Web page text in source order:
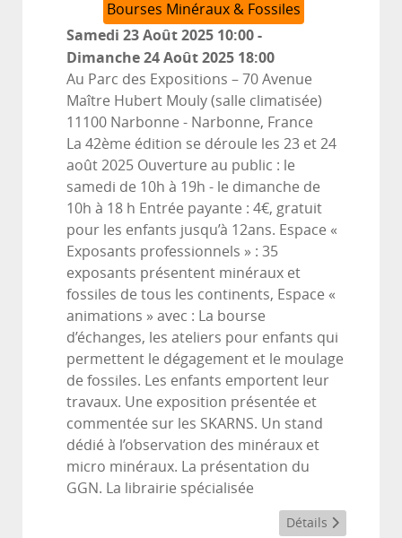
Bourses Minéraux & Fossiles
Samedi 23 Août 2025 10:00-
Dimanche 24 Août 2025 18:00
Au Parc des Expositions – 70 Avenue
Maître Hubert Mouly (salle climatisée)
11100 Narbonne - Narbonne, France
La 42ème édition se déroule les 23 et 24
août 2025 Ouverture au public : le
samedi de 10h à 19h - le dimanche de
10h à 18 h Entrée payante : 4€, gratuit
pour les enfants jusqu’à 12ans. Espace «
Exposants professionnels » : 35
exposants présentent minéraux et
fossiles de tous les continents, Espace «
animations » avec : La bourse
d’échanges, les ateliers pour enfants qui
permettent le dégagement et le moulage
de fossiles. Les enfants emportent leur
travaux. Une exposition présentée et
commentée sur les SKARNS. Un stand
dédié à l’observation des minéraux et
micro minéraux. La présentation du
GGN. La librairie spécialisée
Détails